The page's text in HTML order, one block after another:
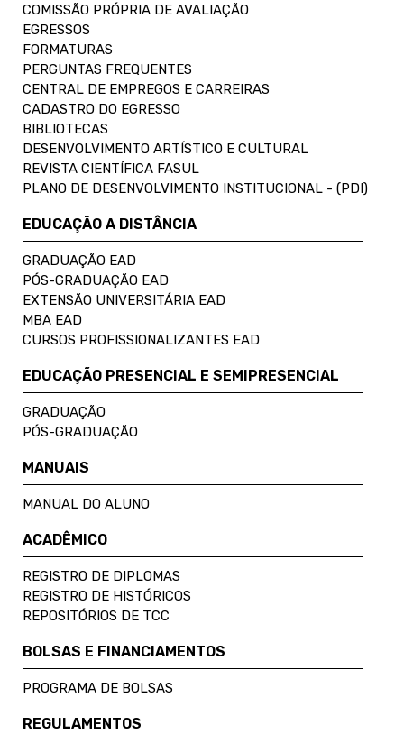
COMISSÃO PRÓPRIA DE AVALIAÇÃO
EGRESSOS
FORMATURAS
PERGUNTAS FREQUENTES
CENTRAL DE EMPREGOS E CARREIRAS
CADASTRO DO EGRESSO
BIBLIOTECAS
DESENVOLVIMENTO ARTÍSTICO E CULTURAL
REVISTA CIENTÍFICA FASUL
PLANO DE DESENVOLVIMENTO INSTITUCIONAL - (PDI)
EDUCAÇÃO A DISTÂNCIA
GRADUAÇÃO EAD
PÓS-GRADUAÇÃO EAD
EXTENSÃO UNIVERSITÁRIA EAD
MBA EAD
CURSOS PROFISSIONALIZANTES EAD
EDUCAÇÃO PRESENCIAL E SEMIPRESENCIAL
GRADUAÇÃO
PÓS-GRADUAÇÃO
MANUAIS
MANUAL DO ALUNO
ACADÊMICO
REGISTRO DE DIPLOMAS
REGISTRO DE HISTÓRICOS
REPOSITÓRIOS DE TCC
BOLSAS E FINANCIAMENTOS
PROGRAMA DE BOLSAS
REGULAMENTOS